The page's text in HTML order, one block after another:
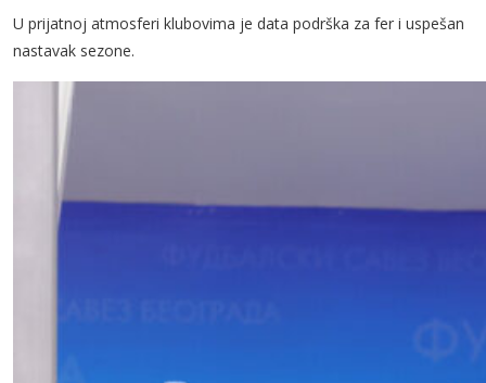
U prijatnoj atmosferi klubovima je data podrška za fer i uspešan
nastavak sezone.